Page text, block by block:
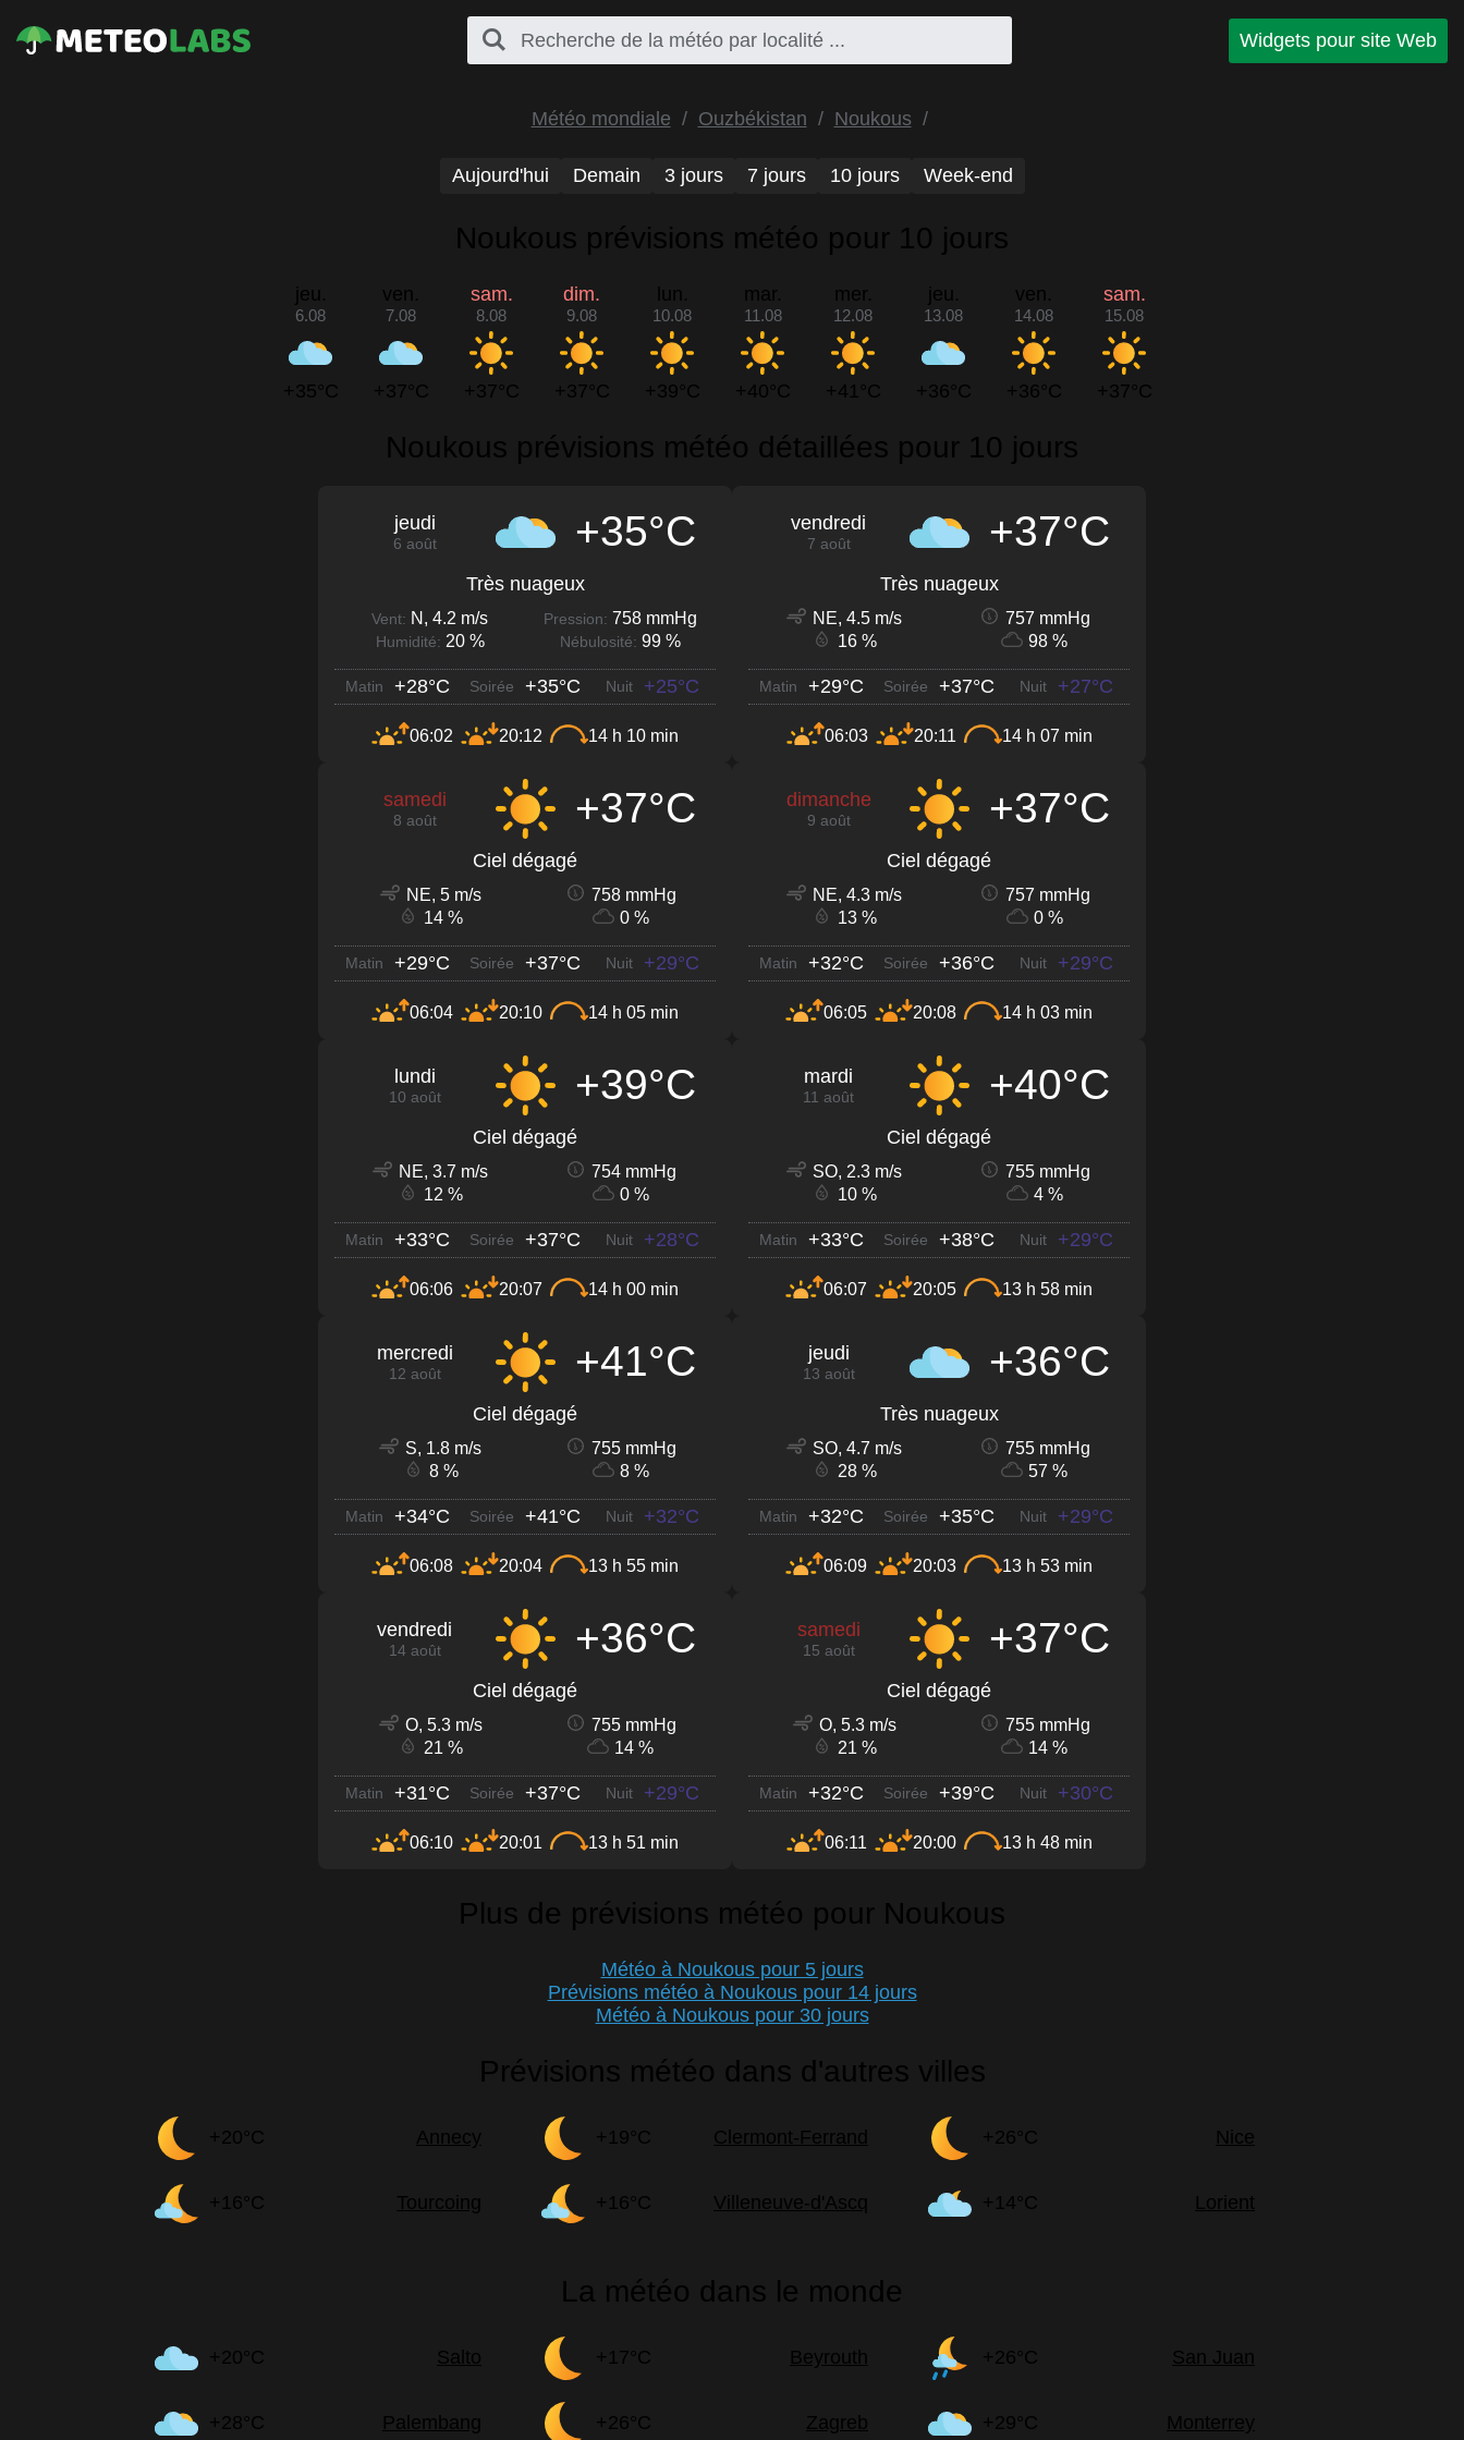
Widgets pour site Web
Météo mondiale Ouzbékistan Noukous
Aujourd'hui Demain 3 jours 7 jours 10 jours Week-end
Noukous prévisions météo pour 10 jours
jeu.
6.08
+35°C
ven.
7.08
+37°C
sam.
8.08
+37°C
dim.
9.08
+37°C
lun.
10.08
+39°C
mar.
11.08
+40°C
mer.
12.08
+41°C
jeu.
13.08
+36°C
ven.
14.08
+36°C
sam.
15.08
+37°C
Noukous prévisions météo détaillées pour 10 jours
jeudi
6 août +35°C
Très nuageux
Vent: N, 4.2 m/s Pression: 758 mmHg
Humidité: 20 % Nébulosité: 99 %
Matin +28°C Soirée +35°C Nuit +25°C
06:02 20:12 14 h 10 min
vendredi
7 août +37°C
Très nuageux
NE, 4.5 m/s
757 mmHg
16 %
98 %
Matin +29°C Soirée +37°C Nuit +27°C
06:03 20:11 14 h 07 min
samedi
8 août +37°C
Ciel dégagé
NE, 5 m/s
758 mmHg
14 %
0 %
Matin +29°C Soirée +37°C Nuit +29°C
06:04 20:10 14 h 05 min
dimanche
9 août +37°C
Ciel dégagé
NE, 4.3 m/s
757 mmHg
13 %
0 %
Matin +32°C Soirée +36°C Nuit +29°C
06:05 20:08 14 h 03 min
lundi
10 août +39°C
Ciel dégagé
NE, 3.7 m/s
754 mmHg
12 %
0 %
Matin +33°C Soirée +37°C Nuit +28°C
06:06 20:07 14 h 00 min
mardi
11 août +40°C
Ciel dégagé
SO, 2.3 m/s
755 mmHg
10 %
4 %
Matin +33°C Soirée +38°C Nuit +29°C
06:07 20:05 13 h 58 min
mercredi
12 août +41°C
Ciel dégagé
S, 1.8 m/s
755 mmHg
8 %
8 %
Matin +34°C Soirée +41°C Nuit +32°C
06:08 20:04 13 h 55 min
jeudi
13 août +36°C
Très nuageux
SO, 4.7 m/s
755 mmHg
28 %
57 %
Matin +32°C Soirée +35°C Nuit +29°C
06:09 20:03 13 h 53 min
vendredi
14 août +36°C
Ciel dégagé
O, 5.3 m/s
755 mmHg
21 %
14 %
Matin +31°C Soirée +37°C Nuit +29°C
06:10 20:01 13 h 51 min
samedi
15 août +37°C
Ciel dégagé
O, 5.3 m/s
755 mmHg
21 %
14 %
Matin +32°C Soirée +39°C Nuit +30°C
06:11 20:00 13 h 48 min
Plus de prévisions météo pour Noukous
Météo à Noukous pour 5 jours
Prévisions météo à Noukous pour 14 jours
Météo à Noukous pour 30 jours
Prévisions météo dans d'autres villes
+20°C Annecy +19°C Clermont-Ferrand +26°C Nice
+16°C Tourcoing +16°C Villeneuve-d'Ascq +14°C Lorient
La météo dans le monde
+20°C Salto +17°C Beyrouth +26°C San Juan
+28°C Palembang +26°C Zagreb +29°C Monterrey